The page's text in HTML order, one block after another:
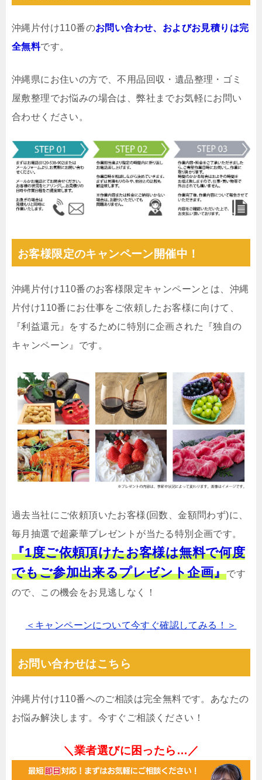
沖縄片付け110番のお問い合わせ、およびお見積りは完
全無料です。
沖縄県にお住いの方で、不用品回収・遺品整理・ゴミ
屋敷整理でお悩みの場合は、弊社までお気軽にお問い
合わせください。
お客様限定のキャンペーン開催中！
沖縄片付け110番のお客様限定キャンペーンとは、沖縄
片付け110番にお仕事をご依頼したお客様に向けて、
『利益還元』をするために特別に企画された『独自の
キャンペーン』です。
過去当社にご依頼頂いたお客様(回数、金額問わず)に、
毎月抽選で超豪華プレゼントが当たる特別企画です。
『1度ご依頼頂けたお客様は無料で何度
でもご参加出来るプレゼント企画』です
ので、この機会をお見逃しなく！
＜キャンペーンについて今すぐ確認してみる！＞
お問い合わせはこちら
沖縄片付け110番へのご相談は完全無料です。あなたの
お悩み解決します。今すぐご相談ください！
＼業者選びに困ったら…／